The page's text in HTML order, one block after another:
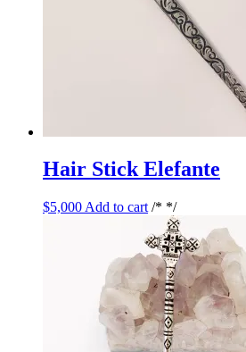
Hair Stick Elefante
$5,000 Add to cart /* */